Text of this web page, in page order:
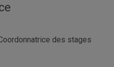
500 $ ou 630 $ par
des stages